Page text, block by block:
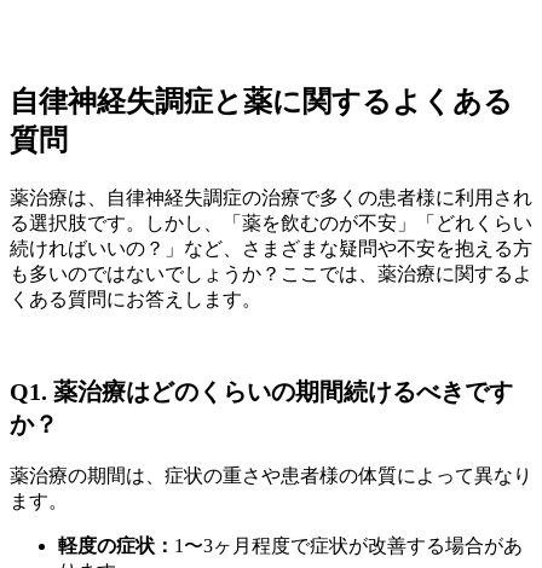
自律神経失調症と薬に関するよくある
質問
薬治療は、自律神経失調症の治療で多くの患者様に利用され
る選択肢です。しかし、「薬を飲むのが不安」「どれくらい
続ければいいの？」など、さまざまな疑問や不安を抱える方
も多いのではないでしょうか？ここでは、薬治療に関するよ
くある質問にお答えします。
Q1. 薬治療はどのくらいの期間続けるべきです
か？
薬治療の期間は、症状の重さや患者様の体質によって異なり
ます。
軽度の症状： 1〜3ヶ月程度で症状が改善する場合があ